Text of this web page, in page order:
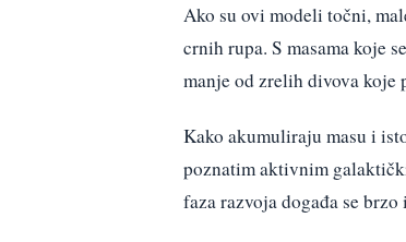
Ako su ovi modeli točni,
crnih rupa. S masama koje
manje od zrelih divova koje
Kako akumuliraju masu i
poznatim aktivnim
faza razvoja događa se